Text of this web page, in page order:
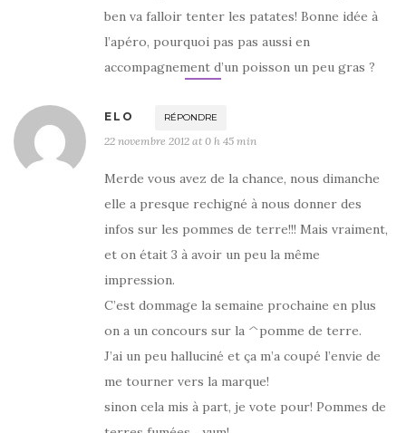
ben va falloir tenter les patates! Bonne idée à
l’apéro, pourquoi pas pas aussi en
accompagnement d’un poisson un peu gras ?
ELO RÉPONDRE
22 novembre 2012 at 0 h 45 min
Merde vous avez de la chance, nous dimanche
elle a presque rechigné à nous donner des
infos sur les pommes de terre!!! Mais vraiment,
et on était 3 à avoir un peu la même
impression.
C’est dommage la semaine prochaine en plus
on a un concours sur la ^pomme de terre.
J’ai un peu halluciné et ça m’a coupé l’envie de
me tourner vers la marque!
sinon cela mis à part, je vote pour! Pommes de